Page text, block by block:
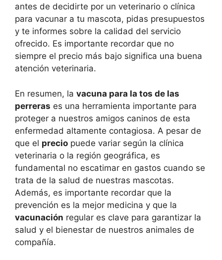
antes de decidirte por un veterinario o clínica
para vacunar a tu mascota, pidas presupuestos
y te informes sobre la calidad del servicio
ofrecido. Es importante recordar que no
siempre el precio más bajo significa una buena
atención veterinaria.
En resumen, la vacuna para la tos de las
perreras es una herramienta importante para
proteger a nuestros amigos caninos de esta
enfermedad altamente contagiosa. A pesar de
que el precio puede variar según la clínica
veterinaria o la región geográfica, es
fundamental no escatimar en gastos cuando se
trata de la salud de nuestras mascotas.
Además, es importante recordar que la
prevención es la mejor medicina y que la
vacunación regular es clave para garantizar la
salud y el bienestar de nuestros animales de
compañía.